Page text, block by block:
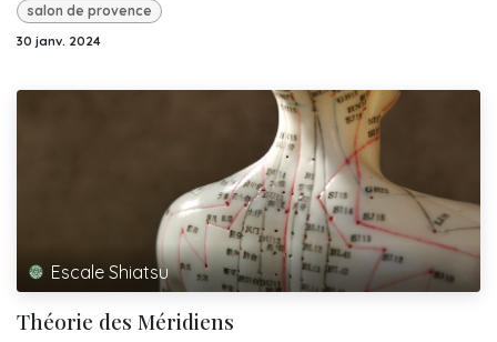
salon de provence
30 janv. 2024
Escale Shiatsu
Théorie des Méridiens